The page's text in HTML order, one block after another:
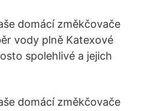
domácí změkčovače
vody plně Katexové
spolehlivé a jejich
domácí změkčovače